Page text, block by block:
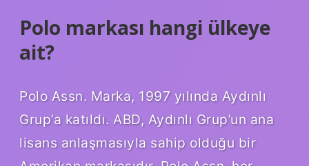
Polo markası hangi ülkeye
ait?
Polo Assn. Marka, 1997 yılında Aydınlı
Grup’a katıldı. ABD, Aydınlı Grup’un ana
lisans anlaşmasıyla sahip olduğu bir